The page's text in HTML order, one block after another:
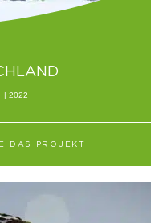
| 2022
DAS PROJEKT